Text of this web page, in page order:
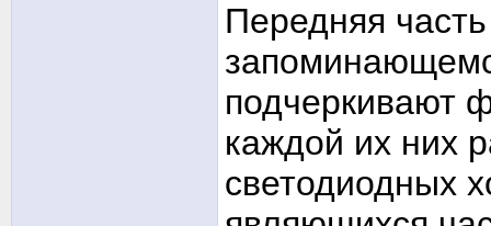
Передняя
подчеркивают
каждой их них
светодиодных